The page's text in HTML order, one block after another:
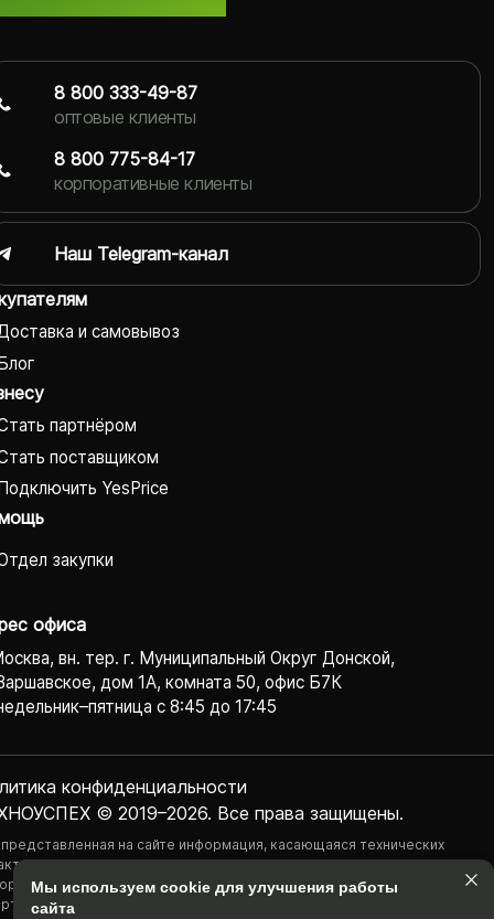
и самовывоз
партнёром
поставщиком
YesPrice
закупки
офиса
вн. тер. г. Муниципальный Округ Донской,
дом 1А, комната 50, офис Б7К
с 8:45 до 17:45
© 2019–2026. Все права защищены.
конфиденциаль­ности
на сайте информация, касающаяся технических
наличия на складе, стоимости товаров, носит
характер и ни при каких условиях не является публичной
определяемой положениями Статьи 437(2) Гражданского
8 800 333-49-87
оптовые клиенты
8 800 775-84-17
корпоративные клиенты
Наш Telegram-канал
Мы используем cookie для улучшения работы
сайта